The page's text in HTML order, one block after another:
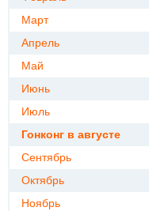
Март
Апрель
Май
Июнь
Июль
Гонконг в августе
Сентябрь
Октябрь
Ноябрь